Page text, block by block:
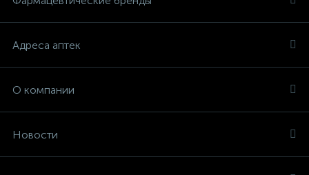
Адреса аптек
О компании
Новости